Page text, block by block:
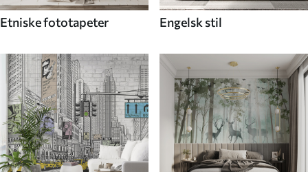
Etniske fototapeter Engelsk stil